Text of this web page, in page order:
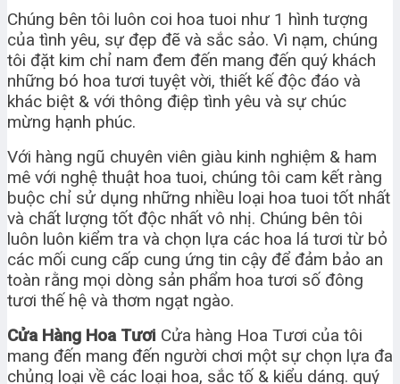
Chúng bên tôi luôn coi hoa tuoi như 1 hình tượng
của tình yêu, sự đẹp đẽ và sắc sảo. Vì nạm, chúng
tôi đặt kim chỉ nam đem đến mang đến quý khách
những bó hoa tươi tuyệt vời, thiết kế độc đáo và
khác biệt & với thông điệp tình yêu và sự chúc
mừng hạnh phúc.
Với hàng ngũ chuyên viên giàu kinh nghiệm & ham
mê với nghệ thuật hoa tuoi, chúng tôi cam kết ràng
buộc chỉ sử dụng những nhiều loại hoa tuoi tốt nhất
và chất lượng tốt độc nhất vô nhị. Chúng bên tôi
luôn luôn kiểm tra và chọn lựa các hoa lá tươi từ bỏ
các mối cung cấp cung ứng tin cậy để đảm bảo an
toàn rằng mọi dòng sản phẩm hoa tươi số đông
tươi thế hệ và thơm ngạt ngào.
Cửa Hàng Hoa Tươi Cửa hàng Hoa Tươi của tôi
mang đến mang đến người chơi một sự chọn lựa đa
chủng loại về các loại hoa, sắc tố & kiểu dáng. quý